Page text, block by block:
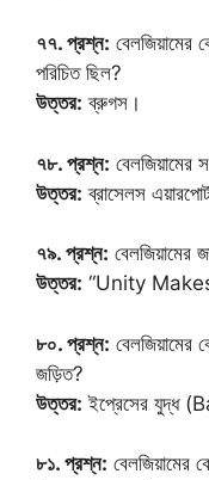
৭৭. প্রশ্ন: বেলজিয়ামের
পরিচিত ছিল?
উত্তর: ব্রুগস।
৭৮. প্রশ্ন: বেলজিয়ামের
উত্তর: ব্রাসেলস
৭৯. প্রশ্ন: বেলজিয়ামের
উত্তর: “Unity
৮০. প্রশ্ন: বেলজিয়ামের
জড়িত?
উত্তর: ইপ্রেসের যুদ্ধ
৮১. প্রশ্ন: বেলজিয়ামের